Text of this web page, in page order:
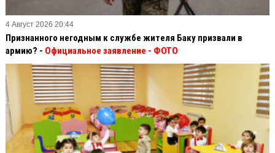
4 Август 2026 20:44
Признанного негодным к службе жителя Баку призвали в
армию? - Официальное заявление - ФОТО